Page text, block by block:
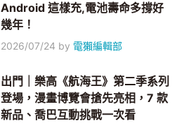
Android 這樣充,電池壽命多撐好
幾年！
2026/07/24 by 電獺編輯部
出門｜樂高《航海王》第二季系列
登場，漫畫博覽會搶先亮相，7 款
新品、喬巴互動挑戰一次看